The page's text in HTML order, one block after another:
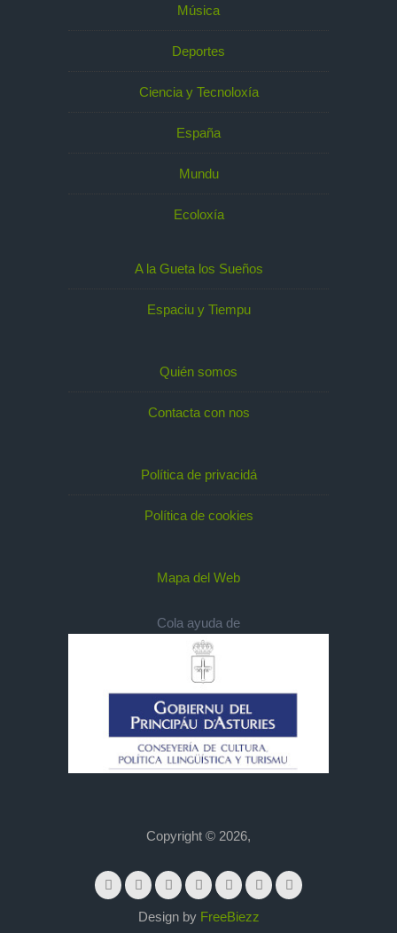
Música
Deportes
Ciencia y Tecnoloxía
España
Mundu
Ecoloxía
A la Gueta los Sueños
Espaciu y Tiempu
Quién somos
Contacta con nos
Política de privacidá
Política de cookies
Mapa del Web
Cola ayuda de
Copyright © 2026,
Design by FreeBiezz